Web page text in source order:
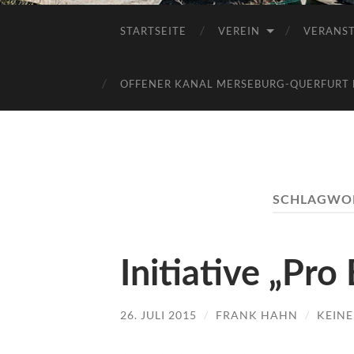
STARTSEITE VEREIN
OFFENER KANAL MERSEBURG-QUERFURT
Initiative „Pro
26. JULI 2015 / FRANK HAHN /